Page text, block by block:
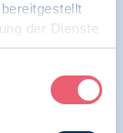
der Dienste